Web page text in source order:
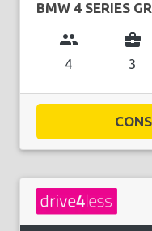
BMW 4 SERIES
group
4
business_center
3